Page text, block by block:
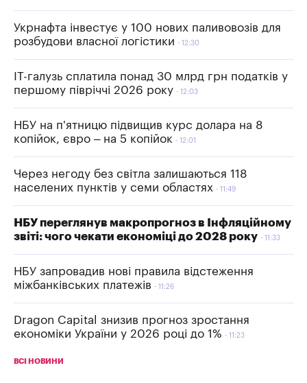
Укрнафта інвестує у 100 нових паливовозів для
розбудови власної логістики
12:30
IT-галузь сплатила понад 30 млрд грн податків у
першому півріччі 2026 року
12:03
НБУ на п'ятницю підвищив курс долара на 8
копійок, євро – на 5 копійок
12:01
Через негоду без світла залишаються 118
населених пунктів у семи областях
11:49
НБУ переглянув макропрогноз в Інфляційному
звіті: чого чекати економіці до 2028 року
11:33
НБУ запровадив нові правила відстеження
міжбанківських платежів
11:26
Dragon Capital знизив прогноз зростання
економіки України у 2026 році до 1%
11:23
ВСІ НОВИНИ